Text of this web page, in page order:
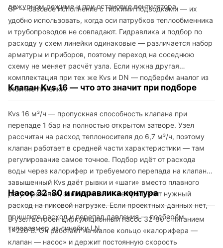
дежурном режиме и при остановке вентилятора.
GP — базовое исполнение с гибкими подводками — их
удобно использовать, когда оси патрубков теплообменника
и трубопроводов не совпадают. Гидравлика и подбор по
расходу у схем линейки одинаковые — различается набор
арматуры и приборов, поэтому переход на соседнюю
схему не меняет расчёт узла. Если нужна другая
комплектация при тех же Kvs и DN — подберём аналог из
этой же линейки.
Клапан Kvs 16 — что это значит при подборе
Kvs 16 м³/ч — пропускная способность клапана при
перепаде 1 бар на полностью открытом затворе. Узел
рассчитан на расход теплоносителя до 6,7 м³/ч, поэтому
клапан работает в средней части характеристики — там
регулирование самое точное. Подбор идёт от расхода
воды через калорифер и требуемого перепада на клапане:
завышенный Kvs даёт рывки и «шаги» вместо плавного
регулирования, заниженный — не пропустит нужный
расход на пиковой нагрузке. Если проектных данных нет,
пришлите расход и перепад давления — подберём
типоразмер из линейки LN.
Насос 32-80 и гидравлика контура
В узел встроен циркуляционный насос 32-80 с питанием
1×220 В. Он работает на малое кольцо «калорифера —
клапан — насос» и держит постоянную скорость